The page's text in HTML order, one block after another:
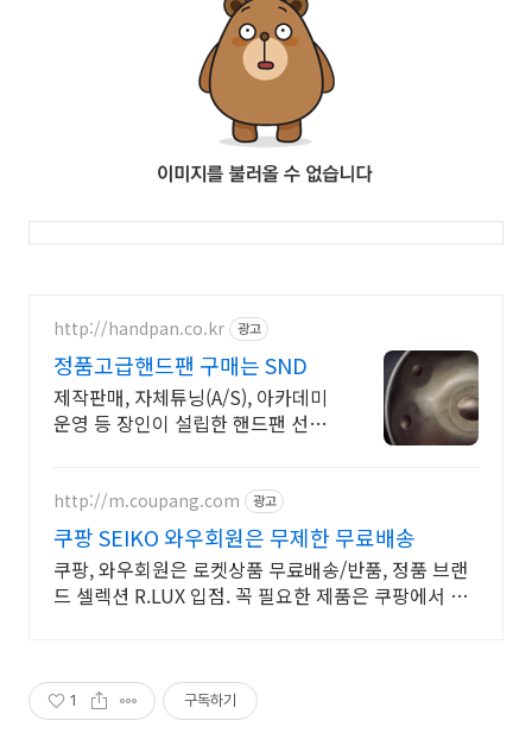
http://handpan.co.kr 광고
정품고급핸드팬 구매는 SND
제작판매, 자체튜닝(A/S), 아카데미
운영 등 장인이 설립한 핸드팬 선두
http://m.coupang.com 광고
쿠팡 SEIKO 와우회원은 무제한 무료배송
쿠팡, 와우회원은 로켓상품 무료배송/반품, 정품 브랜
드 셀렉션 R.LUX 입점. 꼭 필요한 제품은 쿠팡에서 더
1 구독하기